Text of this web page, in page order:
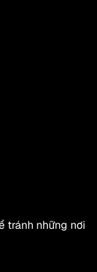
tránh những nơi